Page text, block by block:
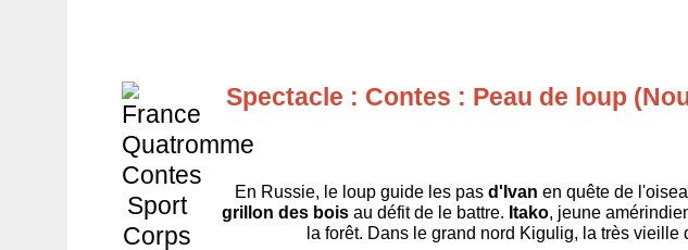
Spectacle : Contes : Peau de loup
En Russie, le loup guide les pas d'Ivan en quête de
grillon des bois au défit de le battre. Itako, jeune
la forêt. Dans le grand nord Kigulig, la très vieille